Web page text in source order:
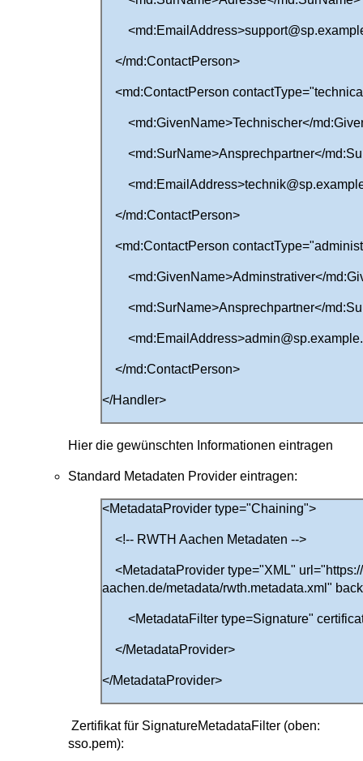
</md:ContactPerson>
<md:ContactPerson
<md:GivenName>Technischer</
<md:SurName>Ansprechpartner</
</md:ContactPerson>
<md:ContactPerson
<md:GivenName>Adminstrativer</
<md:SurName>Ansprechpartner</
</md:ContactPerson>
</Handler>
Hier die gewünschten Informationen eintragen
Standard Metadaten Provider eintragen:
<MetadataProvider type="Chaining">
<!-- RWTH Aachen Metadaten -->
<MetadataProvider type="XML"
aachen.de/metadata/rwth.metadata.xml"
<MetadataFilter type=Signature"
</MetadataProvider>
</MetadataProvider>
Zertifikat für SignatureMetadataFilter (oben:
sso.pem):